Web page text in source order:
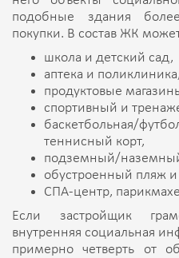
подобные здания
покупки. В состав ЖК
школа и детский сад,
аптека и поликлиника,
продуктовые
спортивный и
баскетбольная/
теннисный корт,
подземный/
обустроенный пляж
СПА-центр,
Если застройщик
внутренняя социальная
примерно четверть от